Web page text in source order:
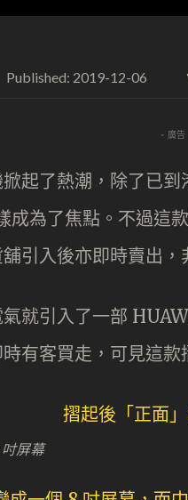
Published: 2019-12-06
- 廣告
起了熱潮，除了已
為了焦點。不過這
引入後亦即時賣出，
就引入了一部
有客買走，可見這款
屏幕